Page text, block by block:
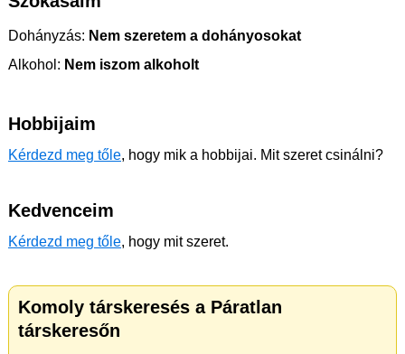
Dohányzás: Nem szeretem a dohányosokat
Alkohol: Nem iszom alkoholt
Hobbijaim
Kérdezd meg tőle, hogy mik a hobbijai. Mit szeret csinálni?
Kedvenceim
Kérdezd meg tőle, hogy mit szeret.
Komoly társkeresés a Páratlan
társkeresőn